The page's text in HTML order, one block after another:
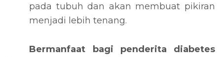
pada tubuh dan akan membuat pikiran
menjadi lebih tenang.
Bermanfaat bagi penderita diabetes